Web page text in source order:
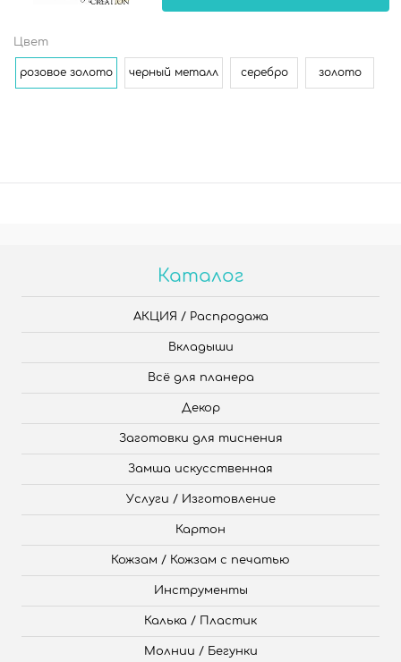
Цвет
розовое золото черный металл серебро золото
Каталог
АКЦИЯ / Распродажа
Вкладыши
Всё для планера
Декор
Заготовки для тиснения
Замша искусственная
Услуги / Изготовление
Картон
Кожзам / Кожзам с печатью
Инструменты
Калька / Пластик
Молнии / Бегунки